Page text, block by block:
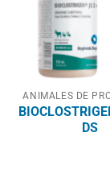
ANIMALES DE
DS